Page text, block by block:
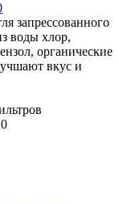
запрессованного
воды хлор,
органические
вкус и